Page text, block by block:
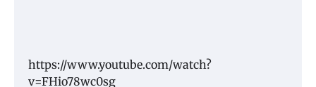
https://www.youtube.com/watch?
v=FHio78wc0sg